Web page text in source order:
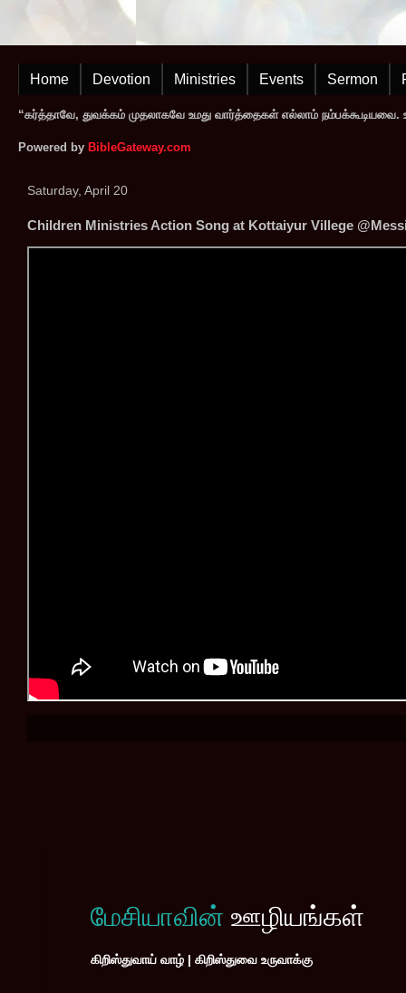
Home Devotion Ministries Events Sermon
“கர்த்தாவே, துவக்கம் முதலாகவே உமது வார்த்தைகள் எல்லாம் நம்பக்கூடியவை.
Powered by BibleGateway.com
Saturday, April 20
Children Ministries Action Song at Kottaiyur Villege
மேசியாவின் ஊழியங்கள்
கிறிஸ்துவாய் வாழ் | கிறிஸ்துவை உருவாக்கு